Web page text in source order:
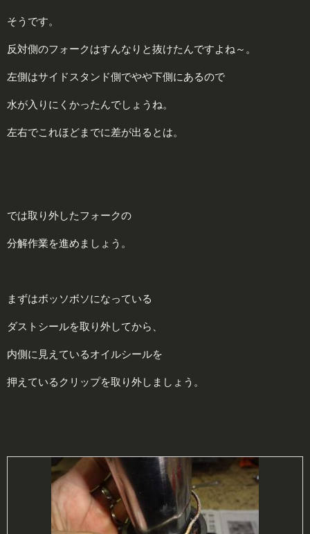
そうです。
反対側のフォークはすんなりと抜けたんですよね～。
左側はサイドスタンド側でやや下側にあるので
水が入りにくかったんでしょうね。
左右でこれほどまでに差が出るとは。
では取り外したフォークの
分解作業を進めましょう。
まずはボッソボソになっている
ダストシールを取り外してから、
内側に見えているオイルシールを
押えているクリップを取り外しましょう。